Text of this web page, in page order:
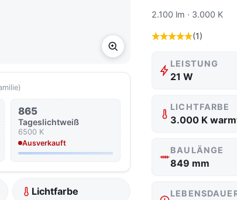
2.100 lm · 3.000 K
(1)
865
Tageslicht­weiß
6500 K
Ausverkauft
Lichtfarbe
LEISTUNG
21 W
LICHTFARBE
3.000 K
BAULÄNGE
849 mm